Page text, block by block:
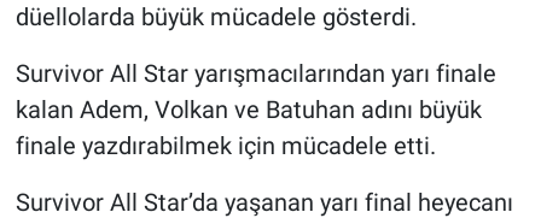
düellolarda büyük mücadele gösterdi.
Survivor All Star yarışmacılarından yarı finale
kalan Adem, Volkan ve Batuhan adını büyük
finale yazdırabilmek için mücadele etti.
Survivor All Star’da yaşanan yarı final heyecanı